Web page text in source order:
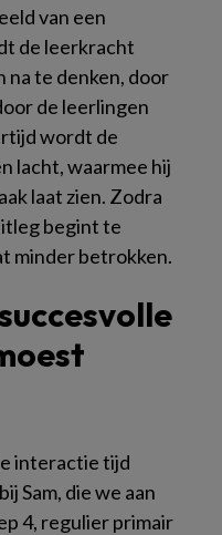
van een
de leerkracht
na te denken, door
de leerlingen
wordt de
lacht, waarmee hij
laat zien. Zodra
begint te
minder betrokken.
interactie tijd
Sam, die we aan
4, regulier primair